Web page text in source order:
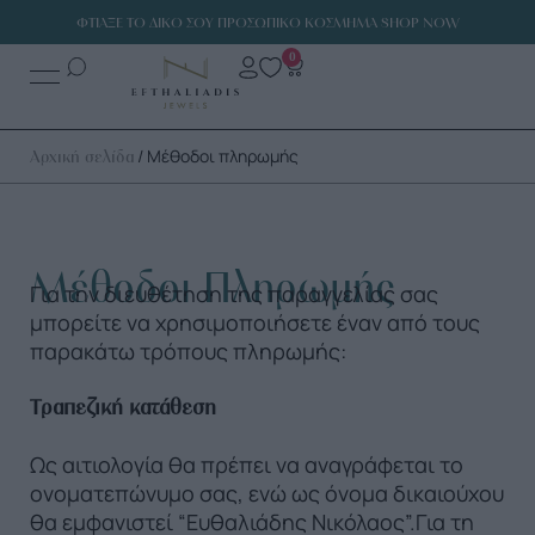
ΦΤΙΑΞΕ ΤΟ ΔΙΚΟ ΣΟΥ ΠΡΟΣΩΠΙΚΟ ΚΟΣΜΗΜΑ SHOP NOW
0
Αρχική σελίδα / Μέθοδοι πληρωμής
Μέθοδοι Πληρωμής
Για την διευθέτηση της παραγγελίας σας
μπορείτε να χρησιμοποιήσετε έναν από τους
παρακάτω τρόπους πληρωμής:
Τραπεζική κατάθεση
Ως αιτιολογία θα πρέπει να αναγράφεται το
ονοματεπώνυμο σας, ενώ ως όνομα δικαιούχου
θα εμφανιστεί “Ευθαλιάδης Νικόλαος”.Για τη